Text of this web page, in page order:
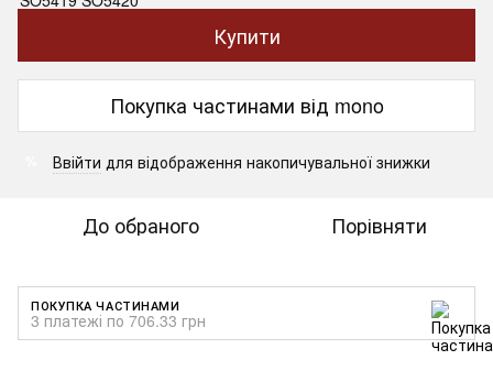
Купити
Покупка частинами від mono
Ввійти для відображення накопичувальної знижки
До обраного Порівняти
ПОКУПКА ЧАСТИНАМИ
3 платежі по 706.33 грн